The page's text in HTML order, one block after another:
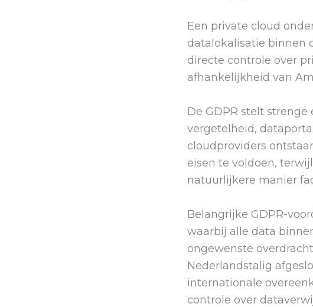
Een private cloud
datalokalisatie binnen
directe controle over
afhankelijkheid van
De GDPR stelt
vergetelheid,
cloudproviders
eisen te voldoen,
natuurlijkere manier
Belangrijke GDPR-
waarbij alle data
ongewenste
Nederlandstalig
internationale
controle over